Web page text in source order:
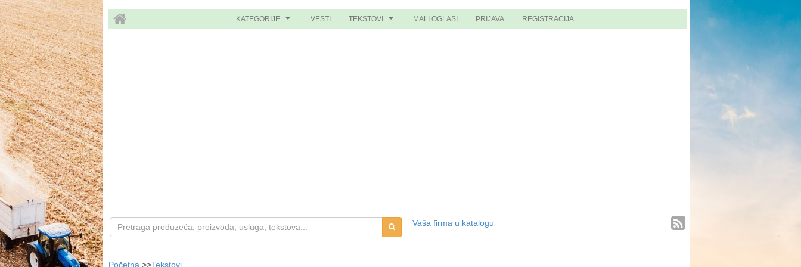
KATEGORIJE VESTI TEKSTOVI MALI OGLASI PRIJAVA REGISTRACIJA
Vaša firma u katalogu
Početna >>Tekstovi